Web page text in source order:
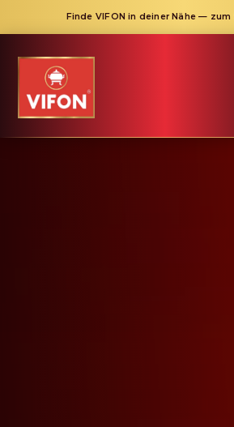
Direkt
Finde VIFON in deiner Nähe — zum
Gewinne Preise im Wert von